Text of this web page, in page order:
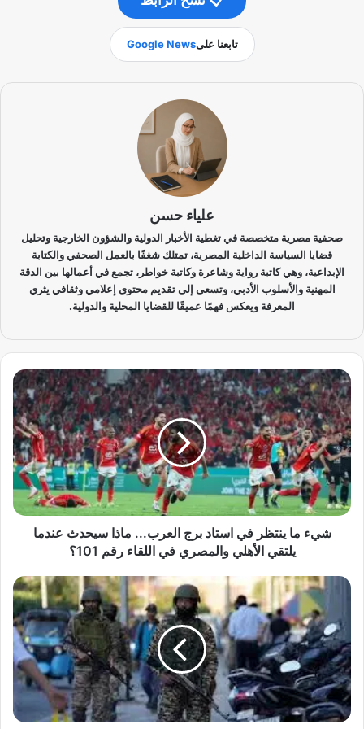
تابعنا علىGoogle News
علياء حسن
صحفية مصرية متخصصة في تغطية الأخبار الدولية والشؤون الخارجية وتحليل
قضايا السياسة الداخلية المصرية، تمتلك شغفًا بالعمل الصحفي والكتابة
الإبداعية، وهي كاتبة رواية وشاعرة وكاتبة خواطر، تجمع في أعمالها بين الدقة
المهنية والأسلوب الأدبي، وتسعى إلى تقديم محتوى إعلامي وثقافي يثري
المعرفة ويعكس فهمًا عميقًا للقضايا المحلية والدولية.
ش
ي
ء
م
ا
ن
ت
ظ
ا
د
ب
ر
ج
ا
شيء ما ينتظر في استاد برج العرب... ماذا سيحدث عندما
يلتقي الأهلي والمصري في اللقاء رقم 101؟
ا
ا
ل
ا
ل
ج